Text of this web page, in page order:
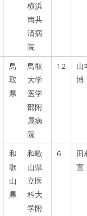
横浜
南共
済病
院
鳥
取
県
鳥取
大学
医学
部附
属病
院
12
山
博
和
歌
山
県
和歌
山県
立医
科大
学附
6
田
宣